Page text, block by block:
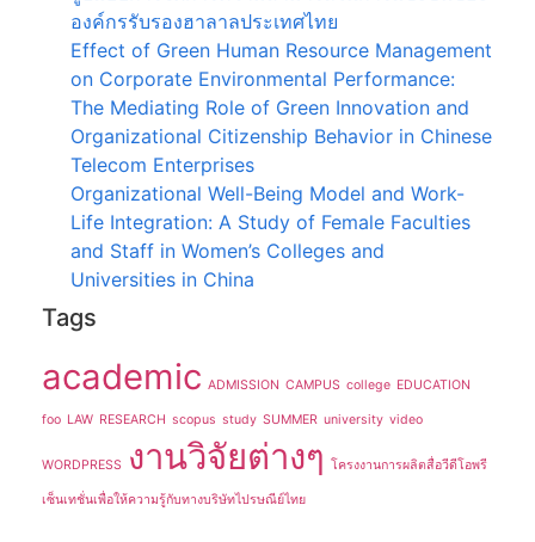
องค์กรรับรองฮาลาลประเทศไทย
Effect of Green Human Resource Management
on Corporate Environmental Performance:
The Mediating Role of Green Innovation and
Organizational Citizenship Behavior in Chinese
Telecom Enterprises
Organizational Well-Being Model and Work-
Life Integration: A Study of Female Faculties
and Staff in Women’s Colleges and
Universities in China
Tags
academic ADMISSION CAMPUS college EDUCATION
foo LAW RESEARCH scopus study SUMMER university video
WORDPRESS งานวิจัยต่างๆ โครงงานการผลิตสื่อวีดีโอพรี
เซ็นเทชั่นเพื่อให้ความรู้กับทางบริษัทไปรษณีย์ไทย